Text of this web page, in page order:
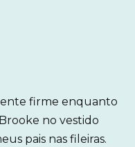
firme enquanto
no vestido
pais nas fileiras.